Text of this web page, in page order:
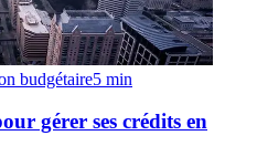
budgétaire5 min
gérer ses crédits en